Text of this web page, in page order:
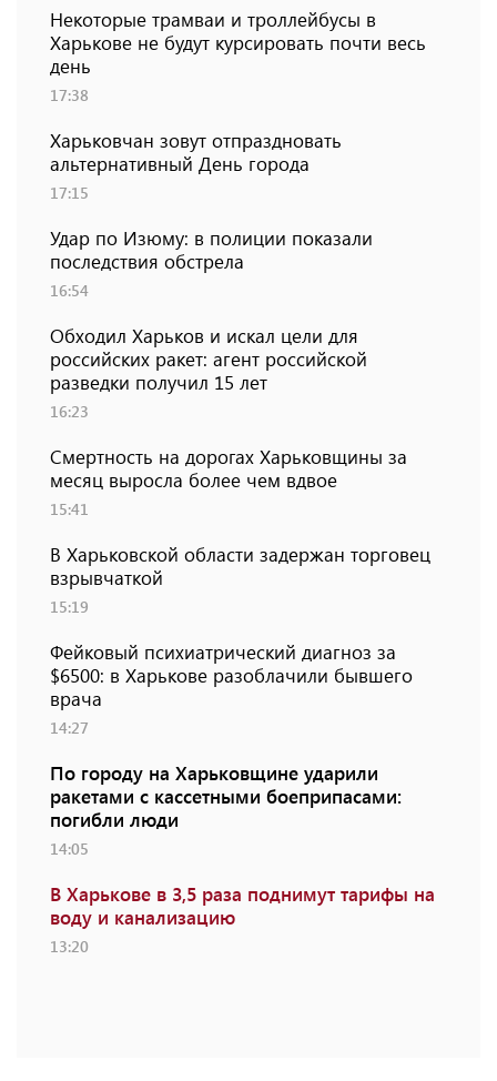
Некоторые трамваи и троллейбусы в
Харькове не будут курсировать почти весь
день
17:38
Харьковчан зовут отпраздновать
альтернативный День города
17:15
Удар по Изюму: в полиции показали
последствия обстрела
16:54
Обходил Харьков и искал цели для
российских ракет: агент российской
разведки получил 15 лет
16:23
Смертность на дорогах Харьковщины за
месяц выросла более чем вдвое
15:41
В Харьковской области задержан торговец
взрывчаткой
15:19
Фейковый психиатрический диагноз за
$6500: в Харькове разоблачили бывшего
врача
14:27
По городу на Харьковщине ударили
ракетами с кассетными боеприпасами:
погибли люди
14:05
В Харькове в 3,5 раза поднимут тарифы на
воду и канализацию
13:20